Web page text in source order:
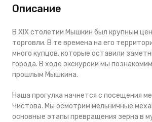
Описание
В XIX столетии Мышкин был крупным
торговли. В те времена на его
много купцов, которые оставили
города. В ходе экскурсии мы
прошлым Мышкина.
Наша прогулка начнется с посещения
Чистова. Мы осмотрим мельничные
основные этапы превращения зерна в